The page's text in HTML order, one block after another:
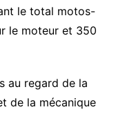
le total motos-
le moteur et 350
au regard de la
de la mécanique